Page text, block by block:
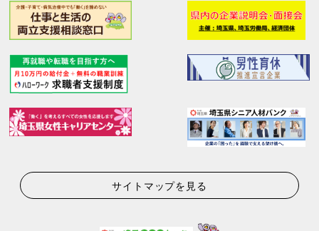
サイトマップを見る